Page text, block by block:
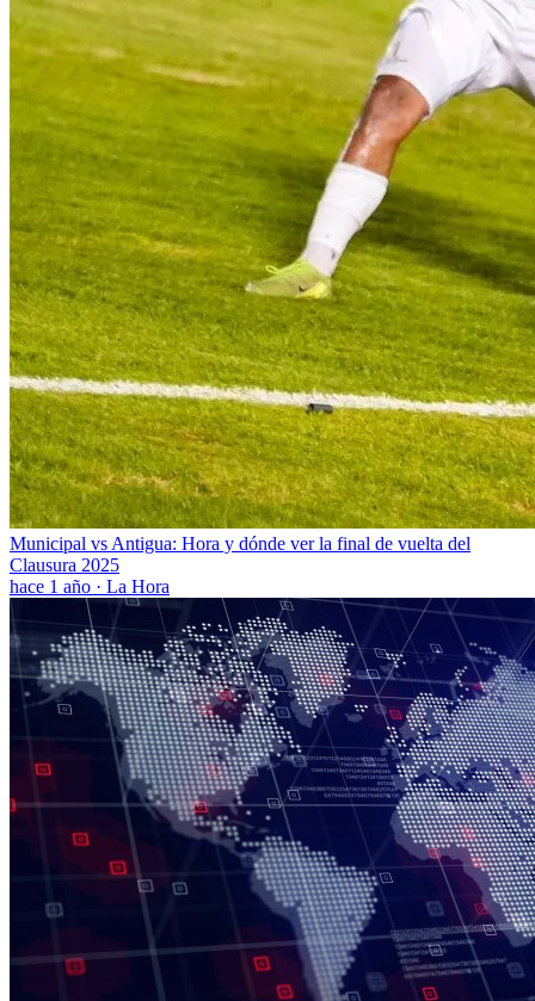
Municipal vs Antigua: Hora y dónde ver la final de vuelta del
Clausura 2025
hace 1 año · La Hora